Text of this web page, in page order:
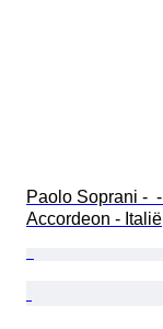
Paolo Soprani -  -
Accordeon - Italië